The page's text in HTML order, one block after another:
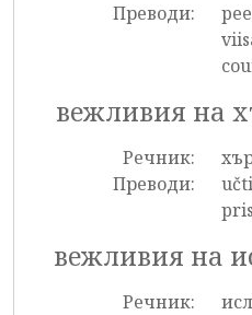
Преводи:
вежливия на
Речник:
Преводи:
вежливия на
Речник: